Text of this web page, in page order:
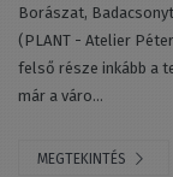
Borászat,
(PLANT - Atelier
felső része inkább a
már a váro...
MEGTEKINTÉS